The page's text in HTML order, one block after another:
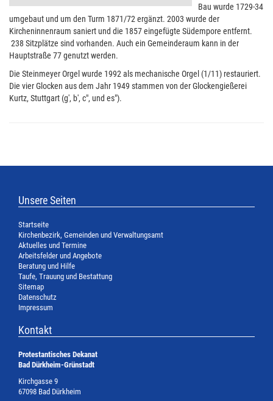
Bau wurde 1729-34
umgebaut und um den Turm 1871/72 ergänzt. 2003 wurde der
Kircheninnenraum saniert und die 1857 eingefügte Südempore entfernt.
238 Sitzplätze sind vorhanden. Auch ein Gemeinderaum kann in der
Hauptstraße 77 genutzt werden.
Die Steinmeyer Orgel wurde 1992 als mechanische Orgel (1/11) restauriert.
Die vier Glocken aus dem Jahr 1949 stammen von der Glockengießerei
Kurtz, Stuttgart (g', b', c", und es").
Unsere Seiten
Startseite
Kirchenbezirk, Gemeinden und Verwaltungsamt
Aktuelles und Termine
Arbeitsfelder und Angebote
Beratung und Hilfe
Taufe, Trauung und Bestattung
Sitemap
Datenschutz
Impressum
Kontakt
Protestantisches Dekanat
Bad Dürkheim-Grünstadt
Kirchgasse 9
67098 Bad Dürkheim